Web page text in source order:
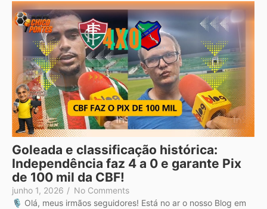
Goleada e classificação histórica:
Independência faz 4 a 0 e garante Pix
de 100 mil da CBF!
junho 1, 2026 / No Comments
🎙️ Olá, meus irmãos seguidores! Está no ar o nosso Blog em